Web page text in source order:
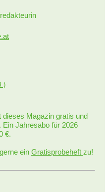
)
dieses Magazin gratis und
Jahresabo für 2026
€.
ein Gratisprobeheft zu!